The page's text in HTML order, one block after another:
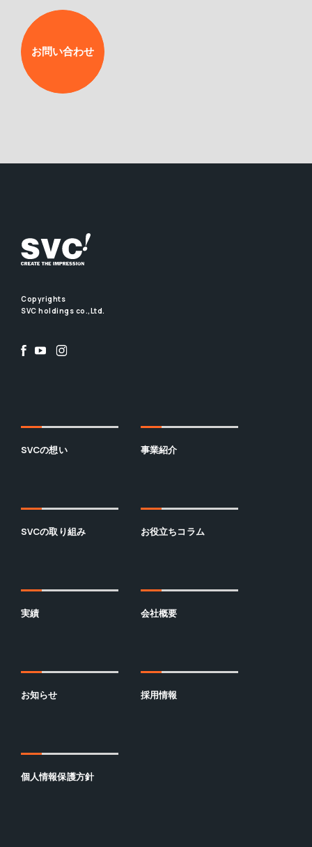
お問い合わせ
Copyrights
SVC holdings co.,Ltd.
SVCの想い 事業紹介
SVCの取り組み お役立ちコラム
実績 会社概要
お知らせ 採用情報
個人情報保護方針